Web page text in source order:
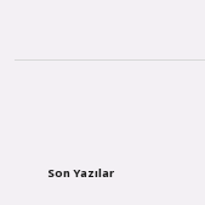
Son Yazılar